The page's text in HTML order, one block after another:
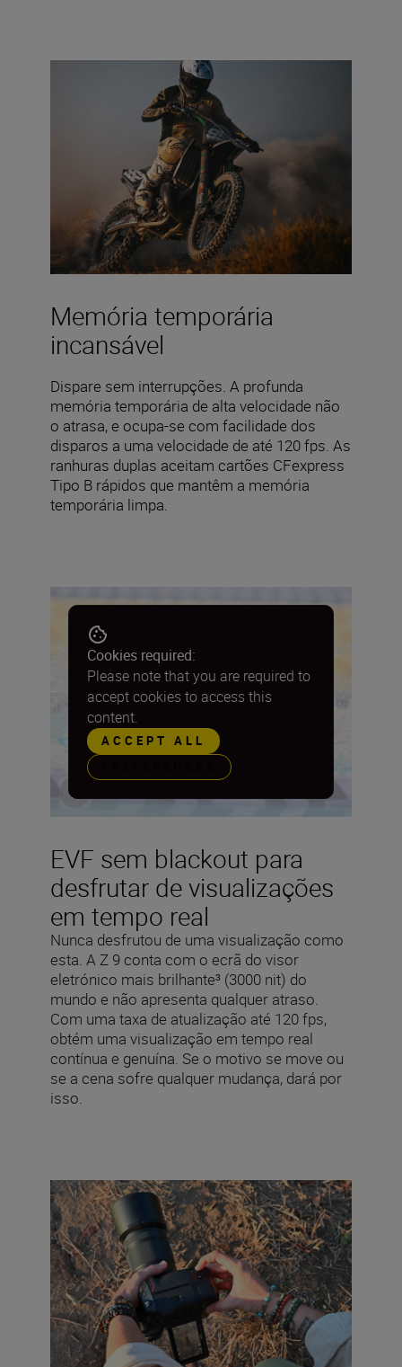
Memória temporária
incansável
Dispare sem interrupções. A profunda
memória temporária de alta velocidade não
o atrasa, e ocupa-se com facilidade dos
disparos a uma velocidade de até 120 fps. As
ranhuras duplas aceitam cartões CFexpress
Tipo B rápidos que mantêm a memória
temporária limpa.
EVF sem blackout para
desfrutar de visualizações
em tempo real
Nunca desfrutou de uma visualização como
esta. A Z 9 conta com o ecrã do visor
eletrónico mais brilhante³ (3000 nit) do
mundo e não apresenta qualquer atraso.
Com uma taxa de atualização até 120 fps,
obtém uma visualização em tempo real
contínua e genuína. Se o motivo se move ou
se a cena sofre qualquer mudança, dará por
isso.
Cookies required:
Please note that you are required to
accept cookies to access this
content.
ACCEPT ALL